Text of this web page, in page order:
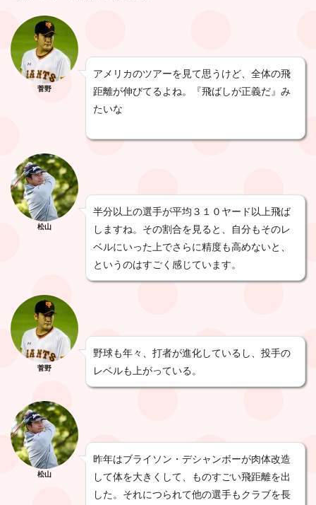
菅野
アメリカのツアーを見て思うけど、全体の飛
距離が伸びてるよね。『飛ばしが正義だ』み
たいな
松山
半分以上の選手が平均３１０ヤード以上飛ば
しますね。その割合を見ると、自分もそのレ
ベルにいった上でさらに精度も高めないと、
というのはすごく感じています。
菅野
野球も年々、打者が進化しているし、投手の
レベルも上がっている。
松山
昨年はブライソン・デシャンボーが肉体改造
して体を大きくして、ものすごい飛距離を出
した。それにつられて他の選手もクラブを長